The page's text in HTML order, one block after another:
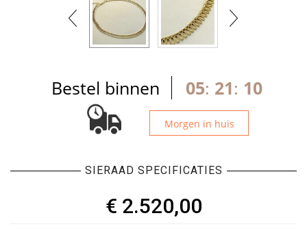
Bestel binnen 05: 21: 10
Morgen in huis
SIERAAD SPECIFICATIES
€ 2.520,00